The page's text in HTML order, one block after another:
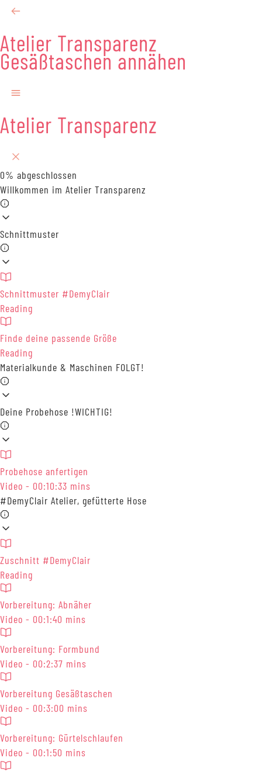
Atelier Transparenz
Gesäßtaschen annähen
Atelier Transparenz
0% abgeschlossen
Willkommen im Atelier Transparenz
Schnittmuster
Schnittmuster #DemyClair
Reading
Finde deine passende Größe
Reading
Materialkunde & Maschinen FOLGT!
Deine Probehose !WICHTIG!
Probehose anfertigen
Video - 00:10:33 mins
#DemyClair Atelier, gefütterte Hose
Zuschnitt #DemyClair
Reading
Vorbereitung: Abnäher
Video - 00:1:40 mins
Vorbereitung: Formbund
Video - 00:2:37 mins
Vorbereitung Gesäßtaschen
Video - 00:3:00 mins
Vorbereitung: Gürtelschlaufen
Video - 00:1:50 mins